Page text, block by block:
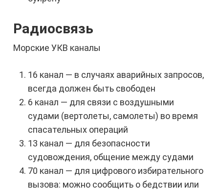
Радиосвязь
Морские УКВ каналы
16 канал — в случаях аварийных запросов,
всегда должен быть свободен
6 канал — для связи с воздушными
судами (вертолеты, самолеты) во время
спасательных операций
13 канал — для безопасности
судовождения, общение между судами
70 канал — для цифрового избирательного
вызова: можно сообщить о бедствии или